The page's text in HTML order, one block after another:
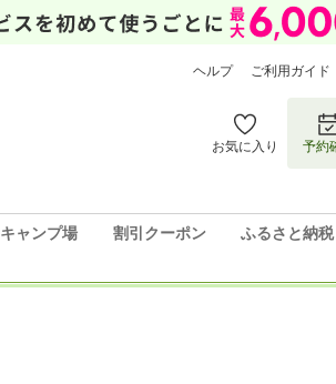
ヘルプ ご利用ガイド
お気に入り 予約
キャンプ場 割引クーポン ふるさと納税